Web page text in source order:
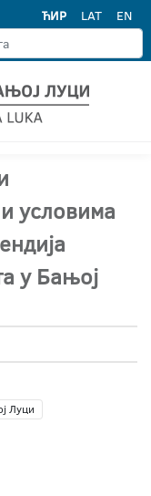
ЋИР LAT EN
условима
у Бањој
Луци